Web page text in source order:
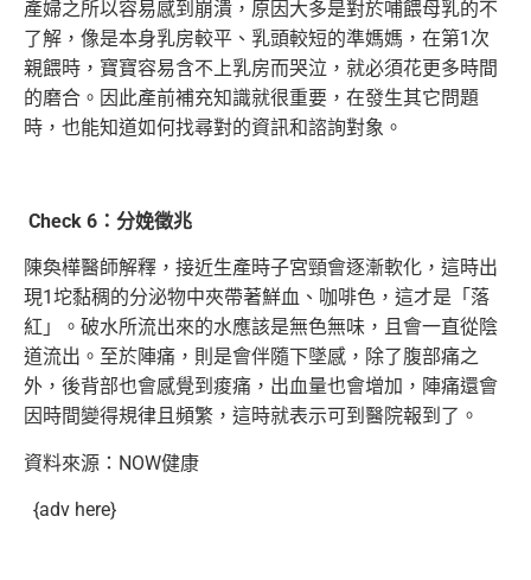
產婦之所以容易感到崩潰，原因大多是對於哺餵母乳的不
了解，像是本身乳房較平、乳頭較短的準媽媽，在第1次
親餵時，寶寶容易含不上乳房而哭泣，就必須花更多時間
的磨合。因此產前補充知識就很重要，在發生其它問題
時，也能知道如何找尋對的資訊和諮詢對象。
Check 6：分娩徵兆
陳奐樺醫師解釋，接近生產時子宮頸會逐漸軟化，這時出
現1坨黏稠的分泌物中夾帶著鮮血、咖啡色，這才是「落
紅」。破水所流出來的水應該是無色無味，且會一直從陰
道流出。至於陣痛，則是會伴隨下墜感，除了腹部痛之
外，後背部也會感覺到痠痛，出血量也會增加，陣痛還會
因時間變得規律且頻繁，這時就表示可到醫院報到了。
資料來源：NOW健康
{adv here}